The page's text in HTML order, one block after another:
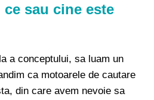
sau cine este
a conceptului, sa luam un
ca motoarele de cautare
din care avem nevoie sa